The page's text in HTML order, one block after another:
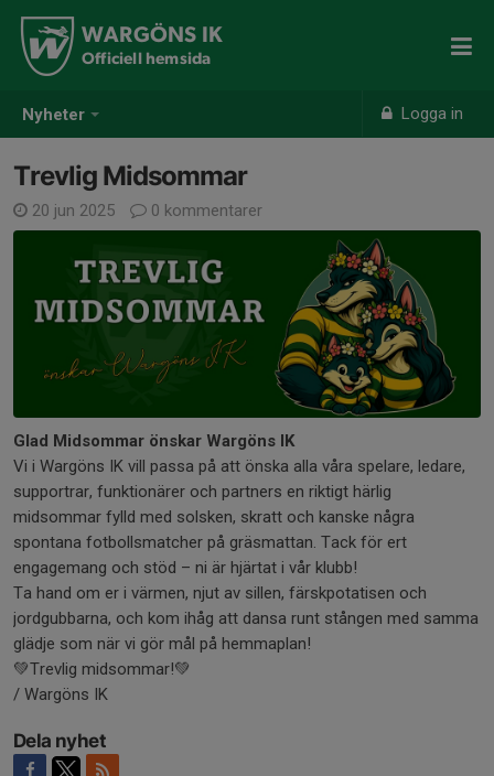
Nyheter Logga in
WARGÖNS IK
Officiell hemsida
Trevlig Midsommar
20 jun 2025 0 kommentarer
Glad Midsommar önskar Wargöns IK
Vi i Wargöns IK vill passa på att önska alla våra spelare, ledare,
supportrar, funktionärer och partners en riktigt härlig
midsommar fylld med solsken, skratt och kanske några
spontana fotbollsmatcher på gräsmattan. Tack för ert
engagemang och stöd – ni är hjärtat i vår klubb!
Ta hand om er i värmen, njut av sillen, färskpotatisen och
jordgubbarna, och kom ihåg att dansa runt stången med samma
glädje som när vi gör mål på hemmaplan!
💚Trevlig midsommar!💚
/ Wargöns IK
Dela nyhet